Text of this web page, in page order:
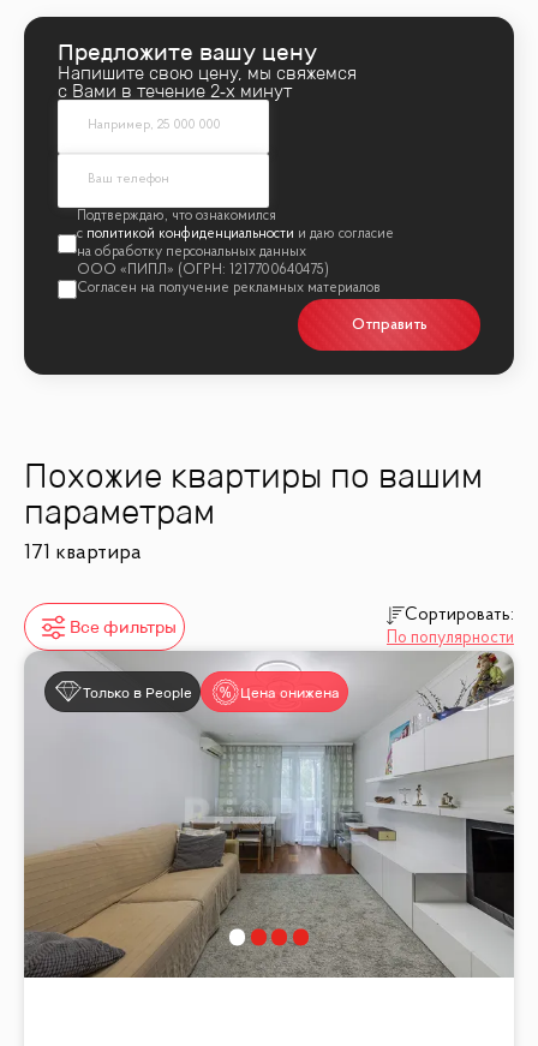
Предложите вашу цену
Напишите свою цену, мы свяжемся
с Вами в течение 2‑х минут
политикой конфиденциальности
Отправить
Похожие квартиры по вашим
параметрам
171 квартира
Все фильтры
Сортировать:
По популярности
Только в People Цена снижена